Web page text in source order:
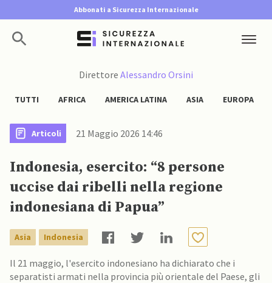
Abbonati a Sicurezza Internazionale
Direttore Alessandro Orsini
TUTTI AFRICA AMERICA LATINA ASIA EUROPA
Articoli 21 Maggio 2026 14:46
Indonesia, esercito: “8 persone
uccise dai ribelli nella regione
indonesiana di Papua”
Asia Indonesia
Il 21 maggio, l'esercito indonesiano ha dichiarato che i
separatisti armati nella provincia più orientale del Paese, gli